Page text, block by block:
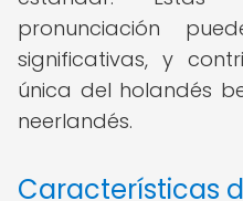
pronunciación
significativas, y
única del holandés
neerlandés.
Características